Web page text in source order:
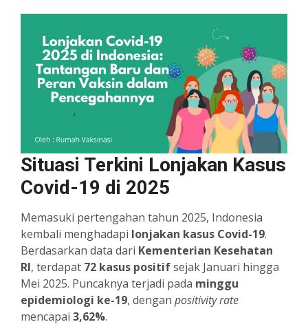
Situasi Terkini Lonjakan Kasus
Covid-19 di 2025
Memasuki pertengahan tahun 2025, Indonesia
kembali menghadapi lonjakan kasus Covid-19.
Berdasarkan data dari Kementerian Kesehatan
RI, terdapat 72 kasus positifsejak Januari hingga
Mei 2025. Puncaknya terjadi pada minggu
epidemiologi ke-19, dengan positivity rate
mencapai 3,62%.